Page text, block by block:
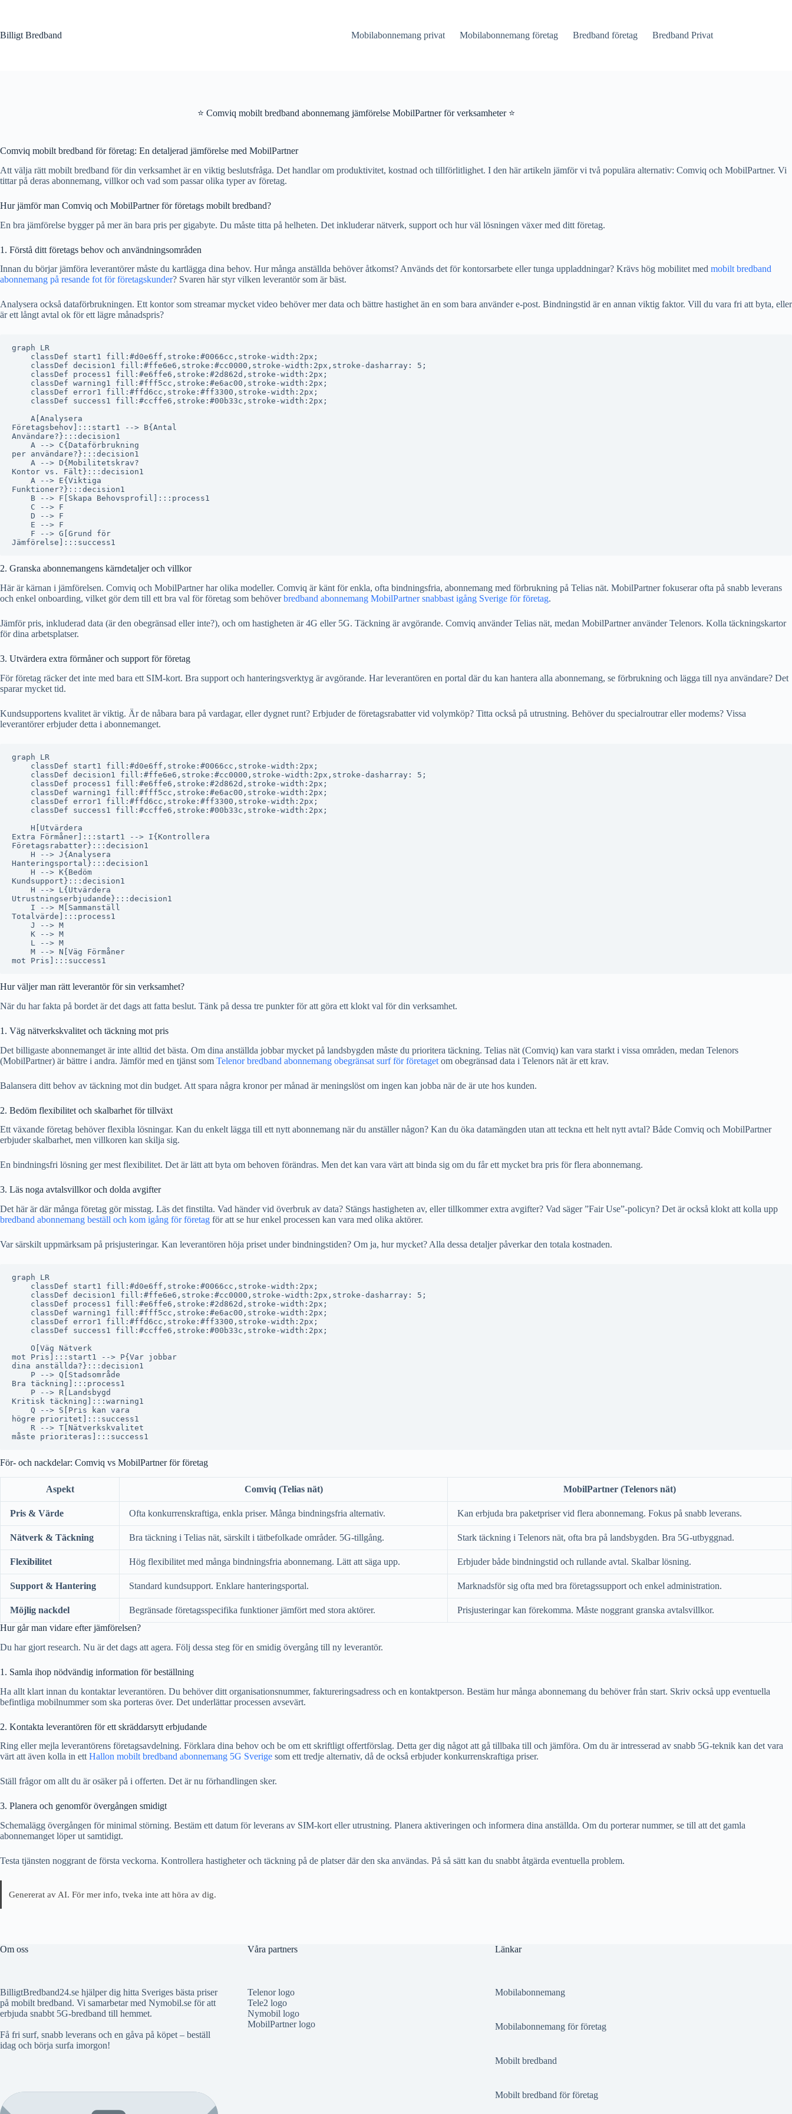
Billigt Bredband
Mobilabonnemang privat Mobilabonnemang företag Bredband företag Bredband Privat
⭐ Comviq mobilt bredband abonnemang jämförelse MobilPartner för verksamheter ⭐
Comviq mobilt bredband för företag: En detaljerad jämförelse med MobilPartner
Att välja rätt mobilt bredband för din verksamhet är en viktig beslutsfråga. Det handlar om produktivitet, kostnad och tillförlitlighet. I den här artikeln jämför vi två populära alternativ: Comviq och MobilPartner. Vi
tittar på deras abonnemang, villkor och vad som passar olika typer av företag.
Hur jämför man Comviq och MobilPartner för företags mobilt bredband?
En bra jämförelse bygger på mer än bara pris per gigabyte. Du måste titta på helheten. Det inkluderar nätverk, support och hur väl lösningen växer med ditt företag.
1. Förstå ditt företags behov och användningsområden
Innan du börjar jämföra leverantörer måste du kartlägga dina behov. Hur många anställda behöver åtkomst? Används det för kontorsarbete eller tunga uppladdningar? Krävs hög mobilitet med mobilt bredband
abonnemang på resande fot för företagskunder? Svaren här styr vilken leverantör som är bäst.
Analysera också dataförbrukningen. Ett kontor som streamar mycket video behöver mer data och bättre hastighet än en som bara använder e-post. Bindningstid är en annan viktig faktor. Vill du vara fri att byta, eller
är ett långt avtal ok för ett lägre månadspris?
graph LR
    classDef start1 fill:#d0e6ff,stroke:#0066cc,stroke-width:2px;
    classDef decision1 fill:#ffe6e6,stroke:#cc0000,stroke-width:2px,stroke-dasharray: 5;
    classDef process1 fill:#e6ffe6,stroke:#2d862d,stroke-width:2px;
    classDef warning1 fill:#fff5cc,stroke:#e6ac00,stroke-width:2px;
    classDef error1 fill:#ffd6cc,stroke:#ff3300,stroke-width:2px;
    classDef success1 fill:#ccffe6,stroke:#00b33c,stroke-width:2px;
    A[Analysera
Företagsbehov]:::start1 --> B{Antal
Användare?}:::decision1
    A --> C{Dataförbrukning
per användare?}:::decision1
    A --> D{Mobilitetskrav?
Kontor vs. Fält}:::decision1
    A --> E{Viktiga
Funktioner?}:::decision1
    B --> F[Skapa Behovsprofil]:::process1
    C --> F
    D --> F
    E --> F
    F --> G[Grund för
2. Granska abonnemangens kärndetaljer och villkor
Här är kärnan i jämförelsen. Comviq och MobilPartner har olika modeller. Comviq är känt för enkla, ofta bindningsfria, abonnemang med förbrukning på Telias nät. MobilPartner fokuserar ofta på snabb leverans
och enkel onboarding, vilket gör dem till ett bra val för företag som behöverbredband abonnemang MobilPartner snabbast igång Sverige för företag.
Jämför pris, inkluderad data (är den obegränsad eller inte?), och om hastigheten är 4G eller 5G. Täckning är avgörande. Comviq använder Telias nät, medan MobilPartner använder Telenors. Kolla täckningskartor
för dina arbetsplatser.
3. Utvärdera extra förmåner och support för företag
För företag räcker det inte med bara ett SIM-kort. Bra support och hanteringsverktyg är avgörande. Har leverantören en portal där du kan hantera alla abonnemang, se förbrukning och lägga till nya användare? Det
sparar mycket tid.
Kundsupportens kvalitet är viktig. Är de nåbara bara på vardagar, eller dygnet runt? Erbjuder de företagsrabatter vid volymköp? Titta också på utrustning. Behöver du specialroutrar eller modems? Vissa
leverantörer erbjuder detta i abonnemanget.
graph LR
    classDef start1 fill:#d0e6ff,stroke:#0066cc,stroke-width:2px;
    classDef decision1 fill:#ffe6e6,stroke:#cc0000,stroke-width:2px,stroke-dasharray: 5;
    classDef process1 fill:#e6ffe6,stroke:#2d862d,stroke-width:2px;
    classDef warning1 fill:#fff5cc,stroke:#e6ac00,stroke-width:2px;
    classDef error1 fill:#ffd6cc,stroke:#ff3300,stroke-width:2px;
    classDef success1 fill:#ccffe6,stroke:#00b33c,stroke-width:2px;
    H[Utvärdera
Extra Förmåner]:::start1 --> I{Kontrollera
Företagsrabatter}:::decision1
    H --> J{Analysera
Hanteringsportal}:::decision1
    H --> K{Bedöm
Kundsupport}:::decision1
    H --> L{Utvärdera
Utrustningserbjudande}:::decision1
    I --> M[Sammanställ
Totalvärde]:::process1
    J --> M
    K --> M
    L --> M
    M --> N[Väg Förmåner
Hur väljer man rätt leverantör för sin verksamhet?
När du har fakta på bordet är det dags att fatta beslut. Tänk på dessa tre punkter för att göra ett klokt val för din verksamhet.
1. Väg nätverkskvalitet och täckning mot pris
Det billigaste abonnemanget är inte alltid det bästa. Om dina anställda jobbar mycket på landsbygden måste du prioritera täckning. Telias nät (Comviq) kan vara starkt i vissa områden, medan Telenors
(MobilPartner) är bättre i andra. Jämför med en tjänst som Telenor bredband abonnemang obegränsat surf för företaget om obegränsad data i Telenors nät är ett krav.
Balansera ditt behov av täckning mot din budget. Att spara några kronor per månad är meningslöst om ingen kan jobba när de är ute hos kunden.
2. Bedöm flexibilitet och skalbarhet för tillväxt
Ett växande företag behöver flexibla lösningar. Kan du enkelt lägga till ett nytt abonnemang när du anställer någon? Kan du öka datamängden utan att teckna ett helt nytt avtal? Både Comviq och MobilPartner
erbjuder skalbarhet, men villkoren kan skilja sig.
En bindningsfri lösning ger mest flexibilitet. Det är lätt att byta om behoven förändras. Men det kan vara värt att binda sig om du får ett mycket bra pris för flera abonnemang.
3. Läs noga avtalsvillkor och dolda avgifter
Det här är där många företag gör misstag. Läs det finstilta. Vad händer vid överbruk av data? Stängs hastigheten av, eller tillkommer extra avgifter? Vad säger ”Fair Use”-policyn? Det är också klokt att kolla upp
bredband abonnemang beställ och kom igång för företag för att se hur enkel processen kan vara med olika aktörer.
Var särskilt uppmärksam på prisjusteringar. Kan leverantören höja priset under bindningstiden? Om ja, hur mycket? Alla dessa detaljer påverkar den totala kostnaden.
graph LR
    classDef start1 fill:#d0e6ff,stroke:#0066cc,stroke-width:2px;
    classDef decision1 fill:#ffe6e6,stroke:#cc0000,stroke-width:2px,stroke-dasharray: 5;
    classDef process1 fill:#e6ffe6,stroke:#2d862d,stroke-width:2px;
    classDef warning1 fill:#fff5cc,stroke:#e6ac00,stroke-width:2px;
    classDef error1 fill:#ffd6cc,stroke:#ff3300,stroke-width:2px;
    classDef success1 fill:#ccffe6,stroke:#00b33c,stroke-width:2px;
    O[Väg Nätverk
mot Pris]:::start1 --> P{Var jobbar
dina anställda?}:::decision1
    P --> Q[Stadsområde
Bra täckning]:::process1
    P --> R[Landsbygd
Kritisk täckning]:::warning1
    Q --> S[Pris kan vara
högre prioritet]:::success1
    R --> T[Nätverkskvalitet
För- och nackdelar: Comviq vs MobilPartner för företag
Aspekt Comviq (Telias nät) MobilPartner (Telenors nät)
Pris & Värde Ofta konkurrenskraftiga, enkla priser. Många bindningsfria alternativ. Kan erbjuda bra paketpriser vid flera abonnemang. Fokus på snabb leverans.
Nätverk & Täckning Bra täckning i Telias nät, särskilt i tätbefolkade områder. 5G-tillgång. Stark täckning i Telenors nät, ofta bra på landsbygden. Bra 5G-utbyggnad.
Flexibilitet Hög flexibilitet med många bindningsfria abonnemang. Lätt att säga upp. Erbjuder både bindningstid och rullande avtal. Skalbar lösning.
Support & Hantering Standard kundsupport. Enklare hanteringsportal. Marknadsför sig ofta med bra företagssupport och enkel administration.
Möjlig nackdel Begränsade företagsspecifika funktioner jämfört med stora aktörer.
Prisjusteringar kan förekomma. Måste noggrant granska avtalsvillkor.
Hur går man vidare efter jämförelsen?
Du har gjort research. Nu är det dags att agera. Följ dessa steg för en smidig övergång till ny leverantör.
1. Samla ihop nödvändig information för beställning
Ha allt klart innan du kontaktar leverantören. Du behöver ditt organisationsnummer, faktureringsadress och en kontaktperson. Bestäm hur många abonnemang du behöver från start. Skriv också upp eventuella
befintliga mobilnummer som ska porteras över. Det underlättar processen avsevärt.
2. Kontakta leverantören för ett skräddarsytt erbjudande
Ring eller mejla leverantörens företagsavdelning. Förklara dina behov och be om ett skriftligt offertförslag. Detta ger dig något att gå tillbaka till och jämföra. Om du är intresserad av snabb 5G-teknik kan det vara
värt att även kolla in ett Hallon mobilt bredband abonnemang 5G Sverige som ett tredje alternativ, då de också erbjuder konkurrenskraftiga priser.
Ställ frågor om allt du är osäker på i offerten. Det är nu förhandlingen sker.
3. Planera och genomför övergången smidigt
Schemalägg övergången för minimal störning. Bestäm ett datum för leverans av SIM-kort eller utrustning. Planera aktiveringen och informera dina anställda. Om du porterar nummer, se till att det gamla
abonnemanget löper ut samtidigt.
Testa tjänsten noggrant de första veckorna. Kontrollera hastigheter och täckning på de platser där den ska användas. På så sätt kan du snabbt åtgärda eventuella problem.
Genererat av AI. För mer info, tveka inte att höra av dig.
Om oss
BilligtBredband24.se hjälper dig hitta Sveriges bästa priser
på mobilt bredband. Vi samarbetar med Nymobil.se för att
erbjuda snabbt 5G-bredband till hemmet.
Få fri surf, snabb leverans och en gåva på köpet – beställ
idag och börja surfa imorgon!
Våra partners
Telenor logo
Tele2 logo
Nymobil logo
MobilPartner logo
Länkar
Mobilabonnemang
Mobilabonnemang för företag
Mobilt bredband
Mobilt bredband för företag